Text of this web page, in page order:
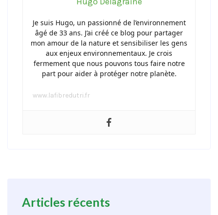
Je suis Hugo, un passionné de l’environnement
âgé de 33 ans. J’ai créé ce blog pour partager
mon amour de la nature et sensibiliser les gens
aux enjeux environnementaux. Je crois
fermement que nous pouvons tous faire notre
part pour aider à protéger notre planète.
www.lafibredutri.fr
Articles récents